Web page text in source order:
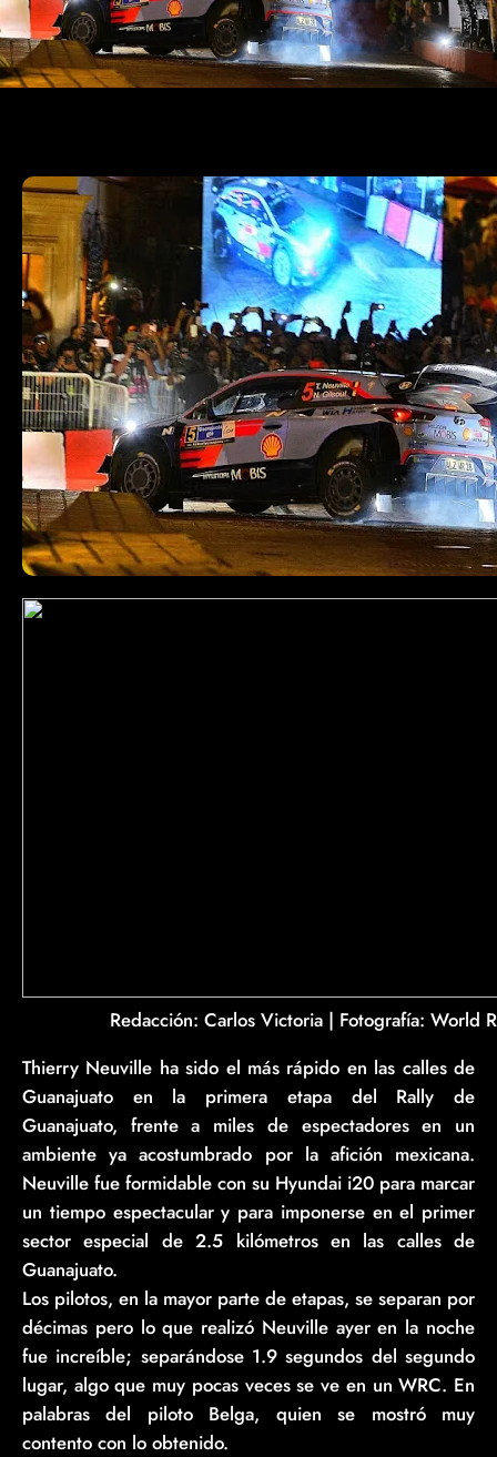
Redacción: Carlos Victoria | Fotografía: World
Thierry Neuville ha sido el más rápido en las calles de
Guanajuato en la primera etapa del Rally de
Guanajuato, frente a miles de espectadores en un
ambiente ya acostumbrado por la afición mexicana.
Neuville fue formidable con su Hyundai i20 para marcar
un tiempo espectacular y para imponerse en el primer
sector especial de 2.5 kilómetros en las calles de
Guanajuato.
Los pilotos, en la mayor parte de etapas, se separan por
décimas pero lo que realizó Neuville ayer en la noche
fue increíble; separándose 1.9 segundos del segundo
lugar, algo que muy pocas veces se ve en un WRC. En
palabras del piloto Belga, quien se mostró muy
contento con lo obtenido.